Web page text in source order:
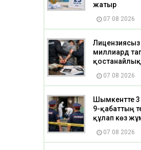
жатыр
07 08 2026
Лицензиясыз
миллиард
07 08 2026
Шымкентте
9-қабаттың
құлап көз
07 08 2026